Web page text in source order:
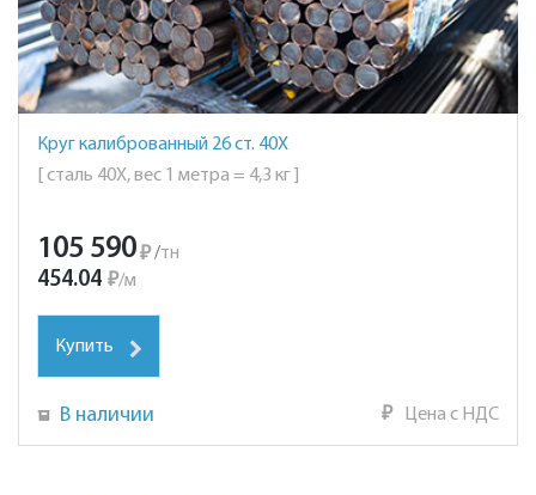
Круг калиброванный 26 ст. 40Х
[ сталь 40Х, вес 1 метра = 4,3 кг ]
105 590₽ /тн
454.04 ₽/м
Купить
В наличии ₽ Цена с НДС